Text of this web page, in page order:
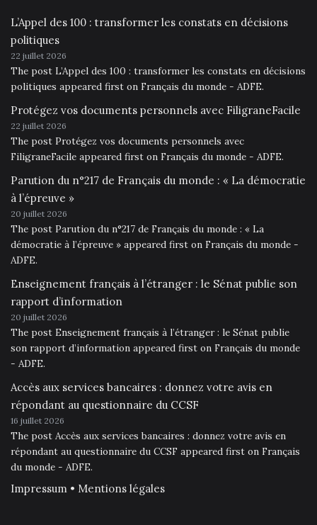
L’Appel des 100 : transformer les constats en décisions
politiques
22 juillet 2026
The post L’Appel des 100 : transformer les constats en décisions
politiques appeared first on Français du monde - ADFE.
Protégez vos documents personnels avec FiligraneFacile
22 juillet 2026
The post Protégez vos documents personnels avec
FiligraneFacile appeared first on Français du monde - ADFE.
Parution du n°217 de Français du monde : « La démocratie
à l’épreuve »
20 juillet 2026
The post Parution du n°217 de Français du monde : « La
démocratie à l’épreuve » appeared first on Français du monde -
ADFE.
Enseignement français à l’étranger : le Sénat publie son
rapport d’information
20 juillet 2026
The post Enseignement français à l’étranger : le Sénat publie
son rapport d’information appeared first on Français du monde
- ADFE.
Accès aux services bancaires : donnez votre avis en
répondant au questionnaire du CCSF
16 juillet 2026
The post Accès aux services bancaires : donnez votre avis en
répondant au questionnaire du CCSF appeared first on Français
du monde - ADFE.
Impressum • Mentions légales